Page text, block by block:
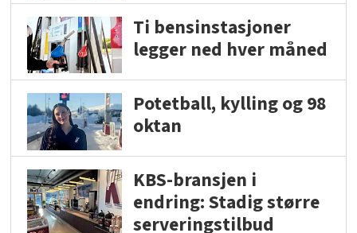
Ti bensinstasjoner
legger ned hver måned
Potetball, kylling og 98
oktan
KBS-bransjen i
endring: Stadig større
serveringstilbud